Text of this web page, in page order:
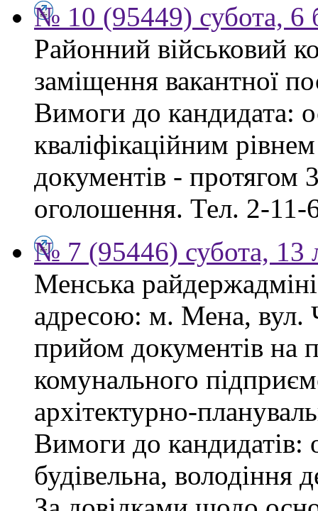
№ 10 (95449) субота, 6
Районний військовий
заміщення вакантної
Вимоги до кандидата:
кваліфікаційним
документів - протягом
оголошення. Тел. 2-11-
№ 7 (95446) субота, 13
Менська
адресою: м. Мена, вул.
прийом документів на
комунального
архітектурно-
Вимоги до кандидатів:
будівельна,